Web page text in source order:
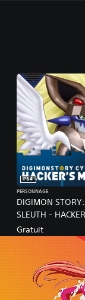
DIGIMON
SLEUTH -
MEMORY /
PS4
PERSONNAGE
Gratuit